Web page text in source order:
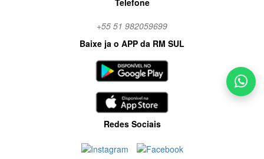
Telefone
+55 51 982059699
Baixe ja o APP da RM SUL
Redes Sociais